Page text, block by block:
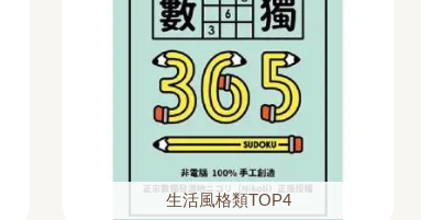
生活風格類TOP4